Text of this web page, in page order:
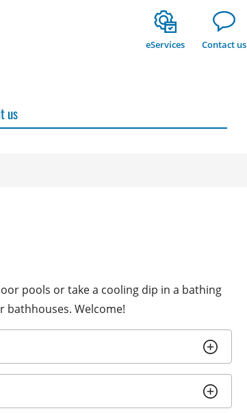
eServices Contact us
us
pools or take a cooling dip in a bathing
bathhouses. Welcome!